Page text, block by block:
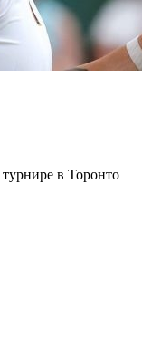
в Торонто